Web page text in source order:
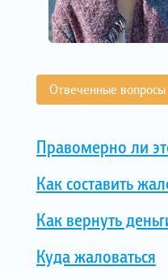
Отвеченные вопросы
Правомерно ли
Как составить
Как вернуть
Куда жаловаться